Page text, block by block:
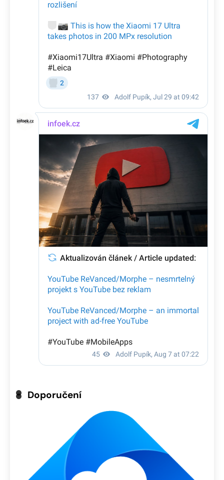
Doporučení